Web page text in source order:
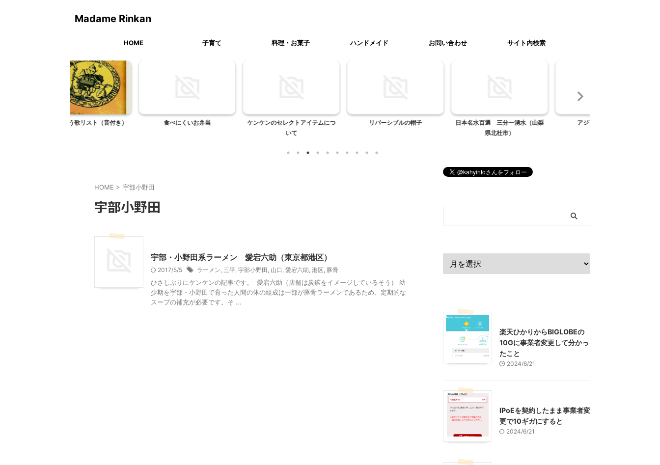
Madame Rinkan
HOME 子育て 料理・お菓子 ハンドメイド お問い合わせ サイト内検索
食べにくいお弁当
ケンケンのセレクトアイテムにつ
リバーシブルの帽子
日本名水百選 三分一湧水（山梨
アジアンリラックス
HOME > 宇部小野田
宇部小野田
宇部・小野田系ラーメン 愛宕六助（東京都港区）
2017/5/5 ラーメン 三平 宇部小野田 山口 愛宕六助 港区 豚骨
ひさしぶりにケンケンの記事です。 愛宕六助（店舗は炭鉱をイメージしているそう） 幼
少期を宇部・小野田で育った人間の体の組成は一部が豚骨ラーメンであるため、定期的な
スープの補充が必要です。そ ...
楽天ひかりからBIGLOBEの
10Gに事業者変更して分かっ
たこと
2024/6/21
IPoEを契約したまま事業者変
更で10ギガにすると
2024/6/21